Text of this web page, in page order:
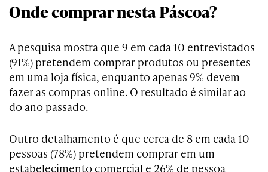
Onde comprar nesta Páscoa?
A pesquisa mostra que 9 em cada 10 entrevistados
(91%) pretendem comprar produtos ou presentes
em uma loja física, enquanto apenas 9% devem
fazer as compras online. O resultado é similar ao
do ano passado.
Outro detalhamento é que cerca de 8 em cada 10
pessoas (78%) pretendem comprar em um
estabelecimento comercial e 26% de pessoa